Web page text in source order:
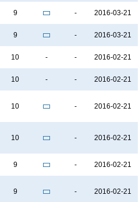
9 - 2016-03-21
9 - 2016-03-21
10 - - 2016-02-21
10 - - 2016-02-21
10 - 2016-02-21
10 - 2016-02-21
9 - 2016-02-21
9 - 2016-02-21